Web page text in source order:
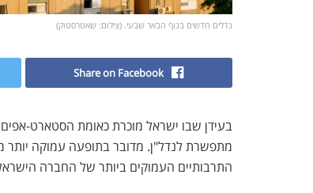
גדלים חדשים בנוף הבאר שבעי. (צילום: שאטרסטוק)
Share on Facebook
בעידן שבו ישראל מוכרת כאומת הסטארט-
מתפשרת לנדל"ן. מדובר בתופעה עמוקה
התרבותיים העמוקים ביותר של החברה